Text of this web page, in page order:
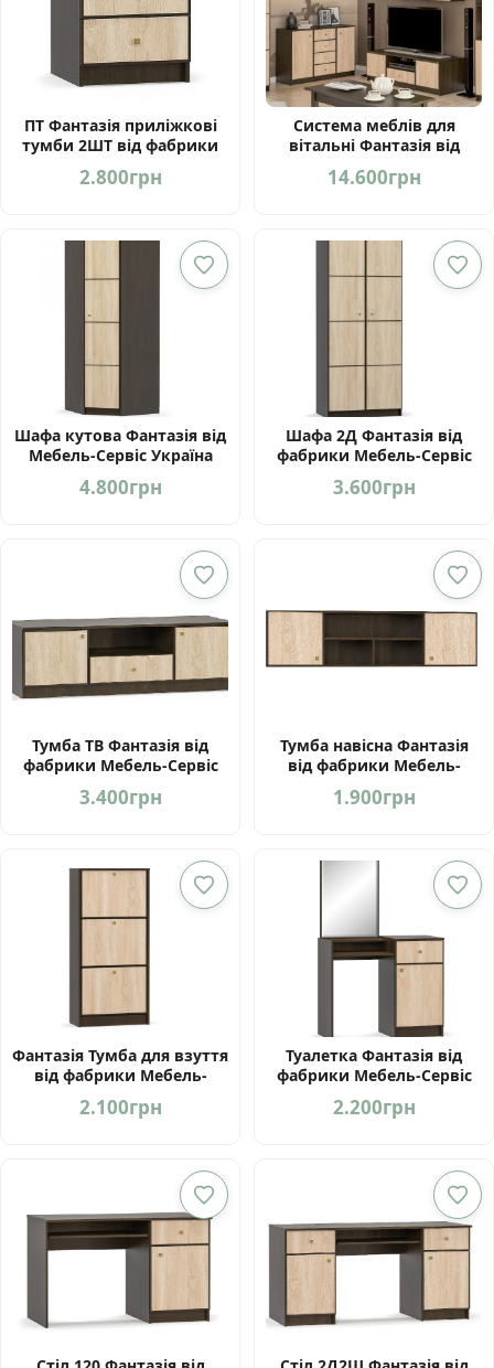
ПТ Фантазія приліжкові
тумби 2ШТ від фабрики
Мебель-Сервіс Україна
2.800грн
Система меблів для
вітальні Фантазія від
фабрики Мебель-Сервіс
Україна
14.600грн
Шафа кутова Фантазія від
Мебель-Сервіс Україна
4.800грн
Шафа 2Д Фантазія від
фабрики Мебель-Сервіс
України
3.600грн
Тумба ТВ Фантазія від
фабрики Мебель-Сервіс
Україна
3.400грн
Тумба навісна Фантазія
від фабрики Мебель-
Сервіс Україна
1.900грн
Фантазія Тумба для взуття
від фабрики Мебель-
Сервіс Україна
2.100грн
Туалетка Фантазія від
фабрики Мебель-Сервіс
Україна
2.200грн